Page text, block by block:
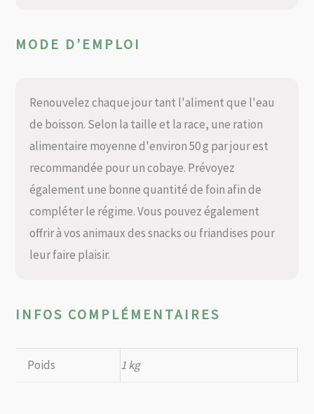
MODE D’EMPLOI
Renouvelez chaque jour tant l'aliment que l'eau
de boisson. Selon la taille et la race, une ration
alimentaire moyenne d'environ 50 g par jour est
recommandée pour un cobaye. Prévoyez
également une bonne quantité de foin afin de
compléter le régime. Vous pouvez également
offrir à vos animaux des snacks ou friandises pour
leur faire plaisir.
INFOS COMPLÉMENTAIRES
Poids 1 kg